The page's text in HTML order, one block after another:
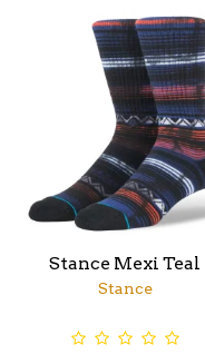
Stance Mexi Teal
Stance